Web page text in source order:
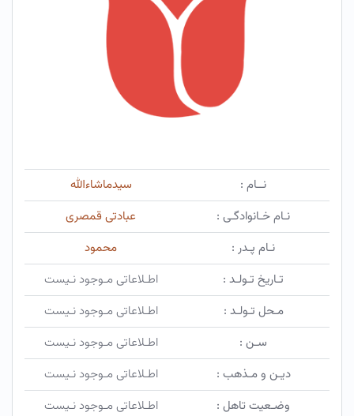
نــام :
سیدماشاءالله
نـام خـانوادگـی :
عبادتی قمصری
نـام پـدر :
محمود
تـاریخ تـولـد :
اطـلاعاتی مـوجود نـیست
مـحل تـولـد :
اطـلاعاتی مـوجود نـیست
سـن :
اطـلاعاتی مـوجود نـیست
دیـن و مـذهب :
اطـلاعاتی مـوجود نـیست
وضـعیت تاهل :
اطـلاعاتی مـوجود نـیست